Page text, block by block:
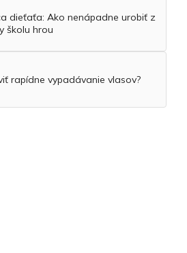
dieťaťa: Ako nenápadne urobiť z
školu hrou
rapídne vypadávanie vlasov?